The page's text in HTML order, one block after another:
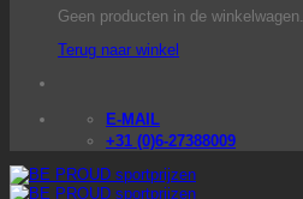
Geen producten in de winkelwagen.
Terug naar winkel
E-MAIL
+31 (0)6-27388009